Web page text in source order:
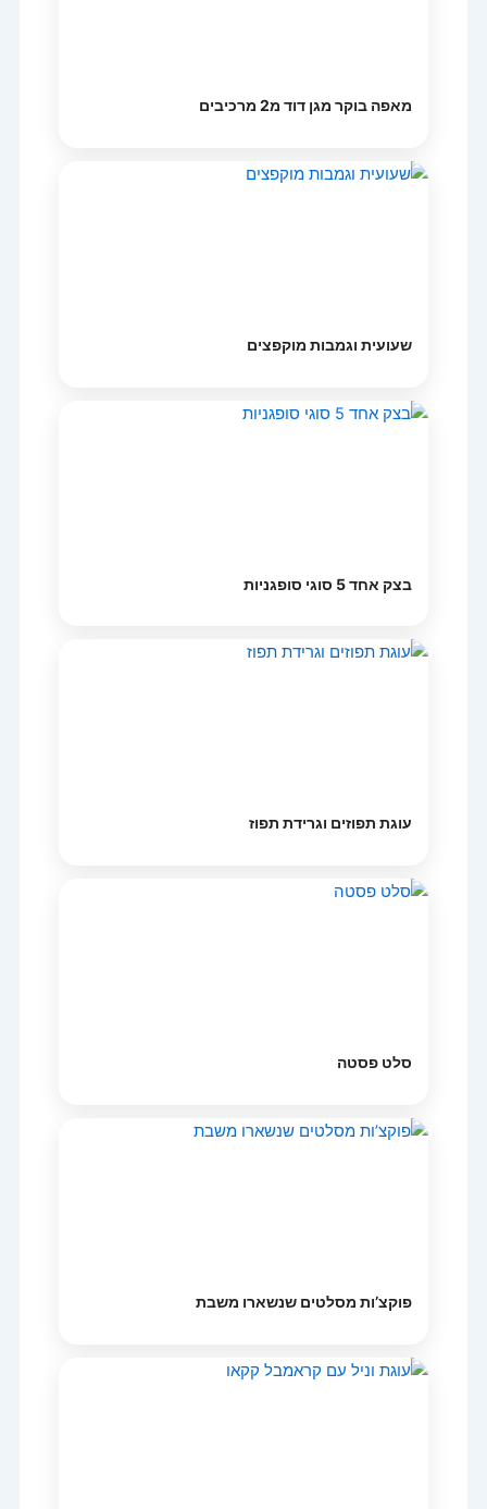
מאפה בוקר מגן דוד מ2 מרכיבים
שעועית וגמבות מוקפצים
בצק אחד 5 סוגי סופגניות
עוגת תפוזים וגרידת תפוז
סלט פסטה
פוקצ’ות מסלטים שנשארו משבת